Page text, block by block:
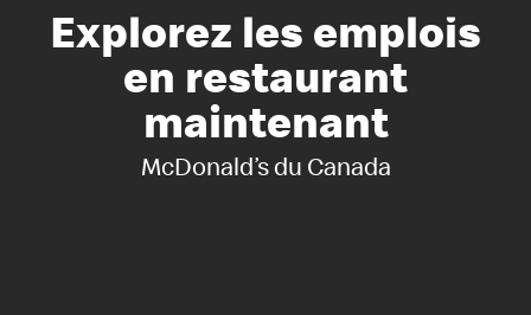
Explorez les emplois
en restaurant
maintenant
McDonald’s du Canada